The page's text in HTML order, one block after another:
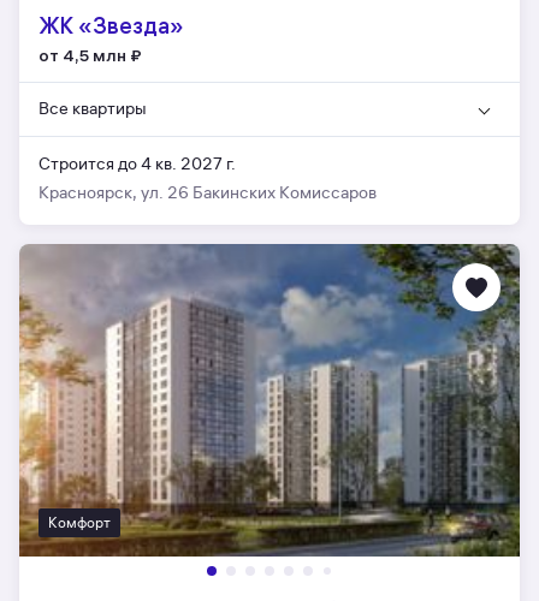
ЖК «Звезда»
от 4,5 млн ₽
Все квартиры
Строится до 4 кв. 2027 г.
Красноярск, ул. 26 Бакинских Комиссаров
Комфорт